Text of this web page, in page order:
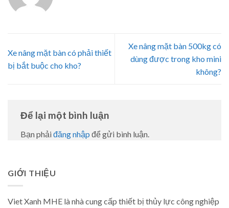
Xe nâng mặt bàn có phải thiết
bị bắt buộc cho kho?
Xe nâng mặt bàn 500kg có
dùng được trong kho mini
không?
Để lại một bình luận
Bạn phải đăng nhập để gửi bình luận.
GIỚI THIỆU
Viet Xanh MHE là nhà cung cấp thiết bị thủy lực công nghiệp